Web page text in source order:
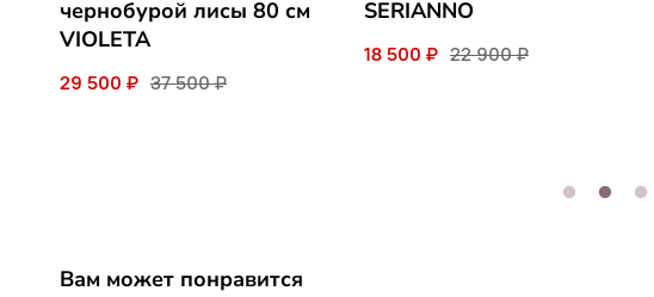
чернобурой лисы 80 см
VIOLETA
29 500 ₽ 37 500 ₽
SERIANNO
18 500 ₽ 22 900 ₽
Вам может понравится